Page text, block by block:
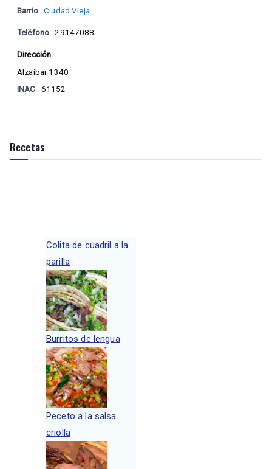
Barrio Ciudad Vieja
Teléfono 29147088
Dirección
Alzaibar 1340
INAC
61152
Recetas
Colita de cuadril a la
parilla
Burritos de lengua
Peceto a la salsa
criolla